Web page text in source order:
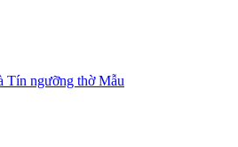
Tín ngưỡng thờ Mẫu